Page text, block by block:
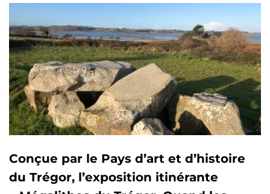
Conçue par le Pays d’art et d’histoire
du Trégor, l’exposition itinérante